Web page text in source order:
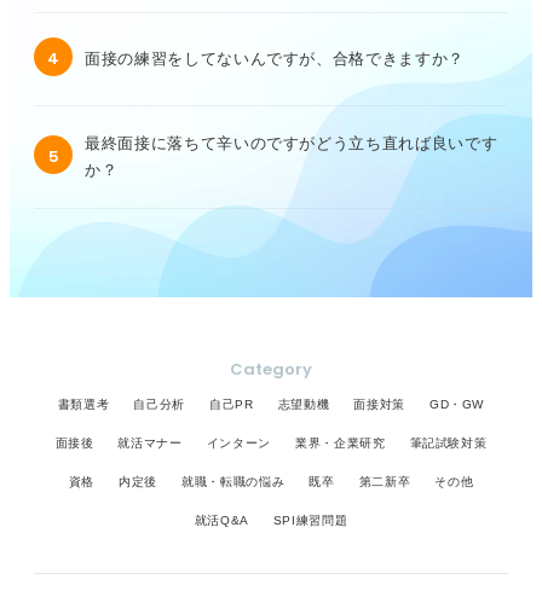
4 面接の練習をしてないんですが、合格できますか？
5
最終面接に落ちて辛いのですがどう立ち直れば良いです
か？
Category
書類選考 自己分析 自己PR 志望動機 面接対策 GD・GW
面接後 就活マナー インターン 業界・企業研究 筆記試験対策
資格 内定後 就職・転職の悩み 既卒 第二新卒 その他
就活Q&A SPI練習問題